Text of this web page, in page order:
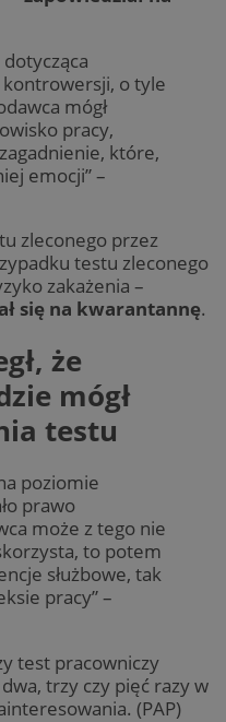
kontrowersji, o tyle
mógł
pracy,
które,
emocji” –
zleconego przez
testu zleconego
zakażenia –
się na kwarantannę.
że
mógł
testu
poziomie
prawo
może z tego nie
to potem
służbowe, tak
pracy” –
test pracowniczy
trzy czy pięć razy w
(PAP)